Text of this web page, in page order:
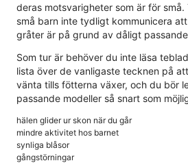
deras motsvarigheter som är för
små barn inte tydligt kommunicera
gråter är på grund av dåligt
Som tur är behöver du inte läsa
lista över de vanligaste tecknen på
vänta tills fötterna växer, och du bör
passande modeller så snart som
hälen glider ur skon när du går
mindre aktivitet hos barnet
synliga blåsor
gångstörningar